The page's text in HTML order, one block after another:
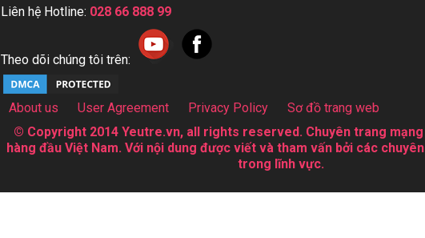
Liên hệ Hotline: 028 66 888 99
Theo dõi chúng tôi trên:
About us User Agreement Privacy Policy
Sơ đồ trang web
© Copyright 2014 Yeutre.vn, all rights reserved. Chuyên trang mạng
hàng đầu Việt Nam. Với nội dung được viết và tham vấn bởi các
trong lĩnh vực.